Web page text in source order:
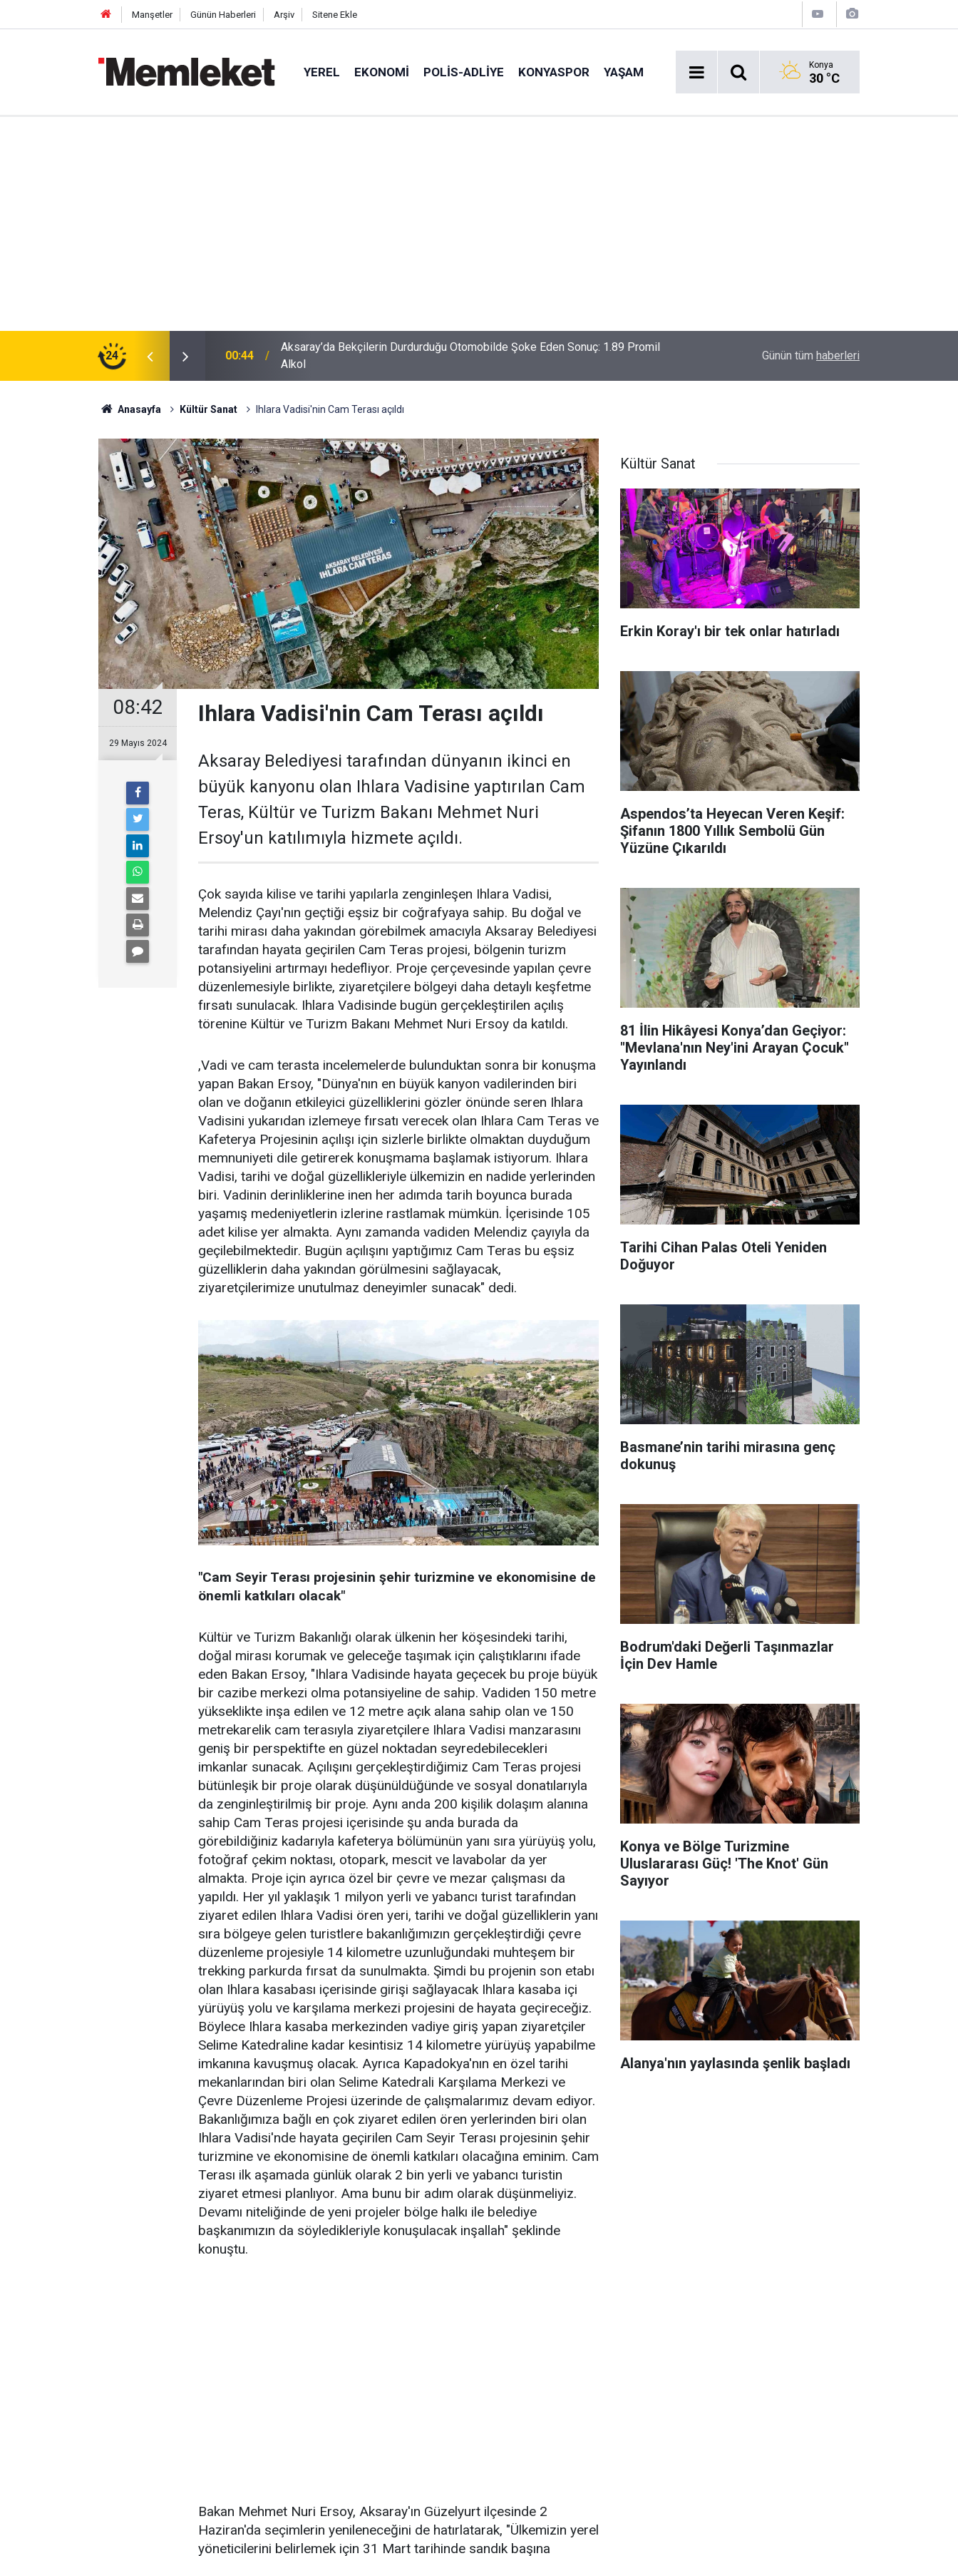
Manşetler Günün Haberleri Arşiv Sitene Ekle
YEREL EKONOMI POLİS-ADLİYE KONYASPOR YAŞAM Konya
30 °C
24
Otomobilde Şoke Eden Sonuç: 1.89 Promil
00:41 Polatlı-Haymana-Konya hattı bölünmüş yol oluyor Erkin Koray'ı bir tek onlar hatırladı
Günün tüm haberleri
Anasayfa Kültür Sanat Ihlara Vadisi'nin Cam Terası açıldı
08:42
29 Mayıs 2024
Ihlara Vadisi'nin Cam Terası açıldı
Aksaray Belediyesi tarafından dünyanın ikinci en
büyük kanyonu olan Ihlara Vadisine yaptırılan Cam
Teras, Kültür ve Turizm Bakanı Mehmet Nuri
Ersoy'un katılımıyla hizmete açıldı.
Çok sayıda kilise ve tarihi yapılarla zenginleşen Ihlara Vadisi,
Melendiz Çayı'nın geçtiği eşsiz bir coğrafyaya sahip. Bu doğal ve
tarihi mirası daha yakından görebilmek amacıyla Aksaray Belediyesi
tarafından hayata geçirilen Cam Teras projesi, bölgenin turizm
potansiyelini artırmayı hedefliyor. Proje çerçevesinde yapılan çevre
düzenlemesiyle birlikte, ziyaretçilere bölgeyi daha detaylı keşfetme
fırsatı sunulacak. Ihlara Vadisinde bugün gerçekleştirilen açılış
törenine Kültür ve Turizm Bakanı Mehmet Nuri Ersoy da katıldı.
,Vadi ve cam terasta incelemelerde bulunduktan sonra bir konuşma
yapan Bakan Ersoy, "Dünya'nın en büyük kanyon vadilerinden biri
olan ve doğanın etkileyici güzelliklerini gözler önünde seren Ihlara
Vadisini yukarıdan izlemeye fırsatı verecek olan Ihlara Cam Teras ve
Kafeterya Projesinin açılışı için sizlerle birlikte olmaktan duyduğum
memnuniyeti dile getirerek konuşmama başlamak istiyorum. Ihlara
Vadisi, tarihi ve doğal güzellikleriyle ülkemizin en nadide yerlerinden
biri. Vadinin derinliklerine inen her adımda tarih boyunca burada
yaşamış medeniyetlerin izlerine rastlamak mümkün. İçerisinde 105
adet kilise yer almakta. Aynı zamanda vadiden Melendiz çayıyla da
geçilebilmektedir. Bugün açılışını yaptığımız Cam Teras bu eşsiz
güzelliklerin daha yakından görülmesini sağlayacak,
ziyaretçilerimize unutulmaz deneyimler sunacak" dedi.
"Cam Seyir Terası projesinin şehir turizmine ve ekonomisine de
önemli katkıları olacak"
Kültür ve Turizm Bakanlığı olarak ülkenin her köşesindeki tarihi,
doğal mirası korumak ve geleceğe taşımak için çalıştıklarını ifade
eden Bakan Ersoy, "Ihlara Vadisinde hayata geçecek bu proje büyük
bir cazibe merkezi olma potansiyeline de sahip. Vadiden 150 metre
yükseklikte inşa edilen ve 12 metre açık alana sahip olan ve 150
metrekarelik cam terasıyla ziyaretçilere Ihlara Vadisi manzarasını
geniş bir perspektifte en güzel noktadan seyredebilecekleri
imkanlar sunacak. Açılışını gerçekleştirdiğimiz Cam Teras projesi
bütünleşik bir proje olarak düşünüldüğünde ve sosyal donatılarıyla
da zenginleştirilmiş bir proje. Aynı anda 200 kişilik dolaşım alanına
sahip Cam Teras projesi içerisinde şu anda burada da
görebildiğiniz kadarıyla kafeterya bölümünün yanı sıra yürüyüş yolu,
fotoğraf çekim noktası, otopark, mescit ve lavabolar da yer
almakta. Proje için ayrıca özel bir çevre ve mezar çalışması da
yapıldı. Her yıl yaklaşık 1 milyon yerli ve yabancı turist tarafından
ziyaret edilen Ihlara Vadisi ören yeri, tarihi ve doğal güzelliklerin yanı
sıra bölgeye gelen turistlere bakanlığımızın gerçekleştirdiği çevre
düzenleme projesiyle 14 kilometre uzunluğundaki muhteşem bir
trekking parkurda fırsat da sunulmakta. Şimdi bu projenin son etabı
olan Ihlara kasabası içerisinde girişi sağlayacak Ihlara kasaba içi
yürüyüş yolu ve karşılama merkezi projesini de hayata geçireceğiz.
Böylece Ihlara kasaba merkezinden vadiye giriş yapan ziyaretçiler
Selime Katedraline kadar kesintisiz 14 kilometre yürüyüş yapabilme
imkanına kavuşmuş olacak. Ayrıca Kapadokya'nın en özel tarihi
mekanlarından biri olan Selime Katedrali Karşılama Merkezi ve
Çevre Düzenleme Projesi üzerinde de çalışmalarımız devam ediyor.
Bakanlığımıza bağlı en çok ziyaret edilen ören yerlerinden biri olan
Ihlara Vadisi'nde hayata geçirilen Cam Seyir Terası projesinin şehir
turizmine ve ekonomisine de önemli katkıları olacağına eminim. Cam
Terası ilk aşamada günlük olarak 2 bin yerli ve yabancı turistin
ziyaret etmesi planlıyor. Ama bunu bir adım olarak düşünmeliyiz.
Devamı niteliğinde de yeni projeler bölge halkı ile belediye
başkanımızın da söyledikleriyle konuşulacak inşallah" şeklinde
konuştu.
Bakan Mehmet Nuri Ersoy, Aksaray'ın Güzelyurt ilçesinde 2
Haziran'da seçimlerin yenileneceğini de hatırlatarak, "Ülkemizin yerel
yöneticilerini belirlemek için 31 Mart tarihinde sandık başına
Kültür Sanat
Erkin Koray'ı bir tek onlar hatırladı
Aspendos’ta Heyecan Veren Keşif:
Şifanın 1800 Yıllık Sembolü Gün
Yüzüne Çıkarıldı
81 İlin Hikâyesi Konya’dan Geçiyor:
"Mevlana'nın Ney'ini Arayan Çocuk"
Yayınlandı
Tarihi Cihan Palas Oteli Yeniden
Doğuyor
Basmane’nin tarihi mirasına genç
dokunuş
Bodrum'daki Değerli Taşınmazlar
İçin Dev Hamle
Konya ve Bölge Turizmine
Uluslararası Güç! 'The Knot' Gün
Sayıyor
Alanya'nın yaylasında şenlik başladı